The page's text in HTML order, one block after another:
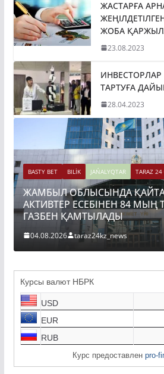
ЖАСТАРҒА
ЖОБА
23.08.2023
ТАРТУҒА
28.04.2023
BASTY BET BILİK JAŃALYQTAR TARAZ 24
ЖАМБЫЛ ОБЛЫСЫНДА
АКТИВТЕР ЕСЕБІНЕН 84 МЫҢ
ГАЗБЕН ҚАМТЫЛАДЫ
04.08.2026 taraz24kz_news
Курсы валют НБРК
USD
EUR
RUB
Курс предоставлен pro-